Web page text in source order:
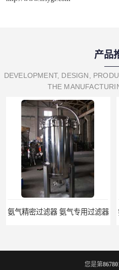
产品
DEVELOPMENT, DESIGN,
THE
氨气精密过滤器 氨气专用过滤器
您是第